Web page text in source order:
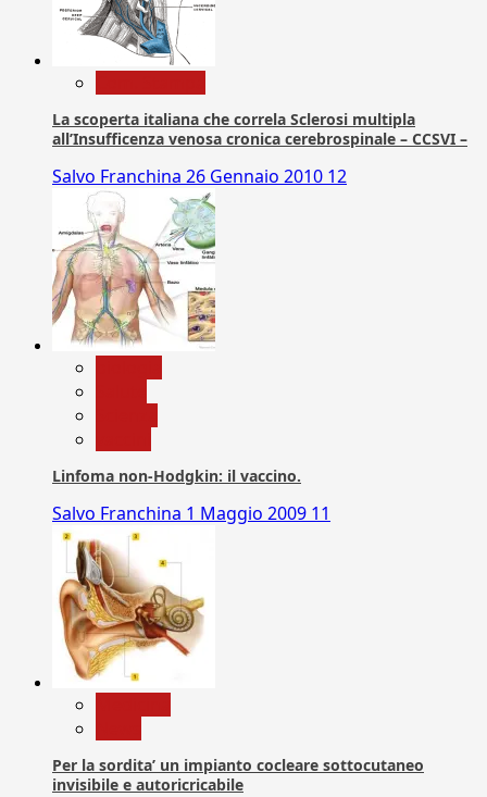
La scoperta italiana che correla Sclerosi multipla
all’Insufficenza venosa cronica cerebrospinale – CCSVI –
Salvo Franchina 26 Gennaio 2010 12
Linfoma non-Hodgkin: il vaccino.
Salvo Franchina 1 Maggio 2009 11
Per la sordita’ un impianto cocleare sottocutaneo
invisibile e autoricricabile